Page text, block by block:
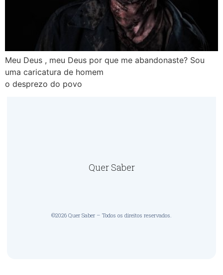
Meu Deus , meu Deus por que me abandonaste? Sou
uma caricatura de homem
o desprezo do povo
Quer Saber
©2026 Quer Saber – Todos os direitos reservados.